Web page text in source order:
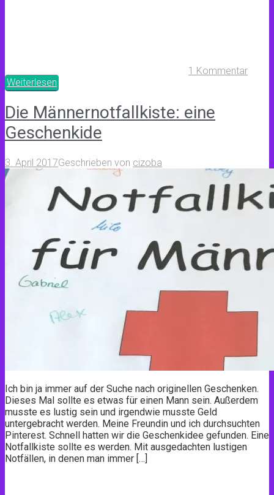
1 Kommentar
Weiterlesen
Die Männernotfallkiste: eine
Geschenkide
3. April 2017Geschrieben von cizoba
Ich bin ja immer auf der Suche nach originellen Geschenken.
Dieses Mal sollte es etwas für einen Mann sein. Außerdem
musste es lustig sein und irgendwie musste Geld
untergebracht werden. Meine Freundin und ich durchsuchten
Pinterest. Schnell hatten wir die Geschenkidee gefunden. Eine
Notfallkiste sollte es werden. Mit ausgedachten lustigen
Notfällen, in denen man immer […]